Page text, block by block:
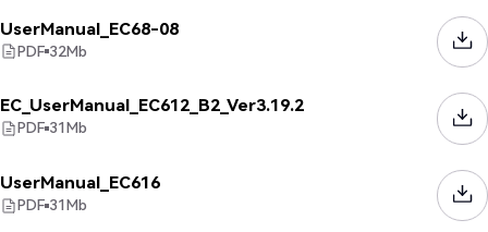
UserManual_EC68-08
PDF 32Mb
EC_UserManual_EC612_B2_Ver3.19.2
PDF 31Mb
UserManual_EC616
PDF 31Mb